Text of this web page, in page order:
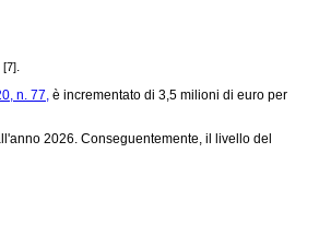
[7].
n. 77, è incrementato di 3,5 milioni di euro per
2026. Conseguentemente, il livello del